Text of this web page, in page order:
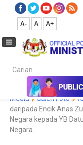
A- A A+
Carian...
Media Media
Media
Galeri Foto
daripada Encik Anas
Negara kepada YB
Negara.